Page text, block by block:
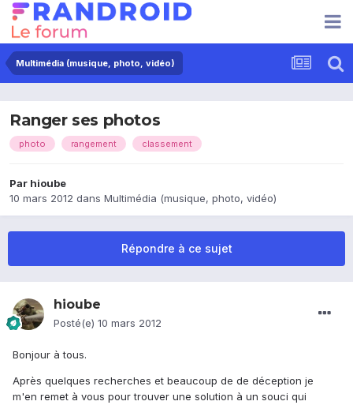
Multimédia (musique, photo, vidéo)
Ranger ses photos
photo rangement classement
Par hioube
10 mars 2012 dans Multimédia (musique, photo, vidéo)
Répondre à ce sujet
hioube
Posté(e) 10 mars 2012
Bonjour à tous.
Après quelques recherches et beaucoup de de déception je
m'en remet à vous pour trouver une solution à un souci qui